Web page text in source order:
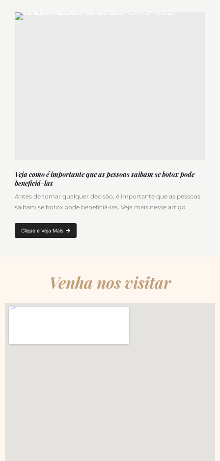
Veja como é importante que as pessoas saibam se botox pode
beneficiá-las
Antes de tomar qualquer decisão, é importante que as pessoas
saibam se botox pode beneficiá-las. Veja mais nesse artigo.
Clique e Veja Mais
Venha nos visitar